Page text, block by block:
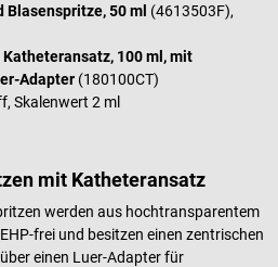
Blasenspritze, 50 ml (4613503F),
100 ml, mit
Adapter (180100CT)
Skalenwert 2 ml
mit Katheteransatz
werden aus hochtransparentem
frei und besitzen einen zentrischen
einen Luer-Adapter für